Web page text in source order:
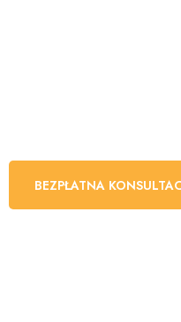
BEZPŁATNA